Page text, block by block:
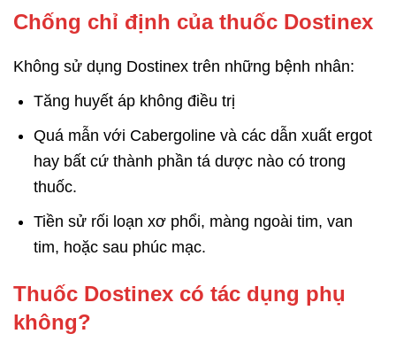
Chống chỉ định của thuốc Dostinex
Không sử dụng Dostinex trên những bệnh nhân:
Tăng huyết áp không điều trị
Quá mẫn với Cabergoline và các dẫn xuất ergot
hay bất cứ thành phần tá dược nào có trong
thuốc.
Tiền sử rối loạn xơ phổi, màng ngoài tim, van
tim, hoặc sau phúc mạc.
Thuốc Dostinex có tác dụng phụ
không?